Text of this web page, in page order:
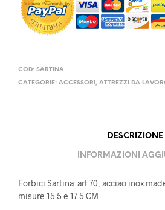
COD: SARTINA
CATEGORIE: ACCESSORI , ATTREZZI DA
DESCRIZIONE
INFORMAZIONI
Forbici Sartina art 70, acciao inox
misure 15.5 e 17.5 CM